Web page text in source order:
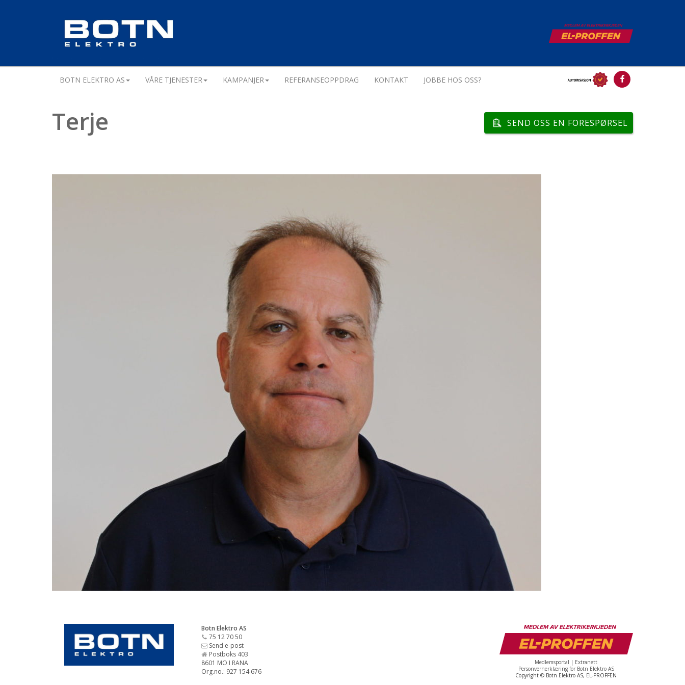
BOTN ELEKTRO AS VÅRE TJENESTER KAMPANJER REFERANSEOPPDRAG KONTAKT JOBBE HOS OSS?
SEND OSS EN FORESPØRSEL
Terje
Botn Elektro AS
75 12 70 50
Send e-post
Postboks 403
8601 MO I RANA
Org.no.: 927 154 676
Medlemsportal | Extranett
Personvernerklæring for Botn Elektro AS
Copyright © Botn Elektro AS, EL-PROFFEN